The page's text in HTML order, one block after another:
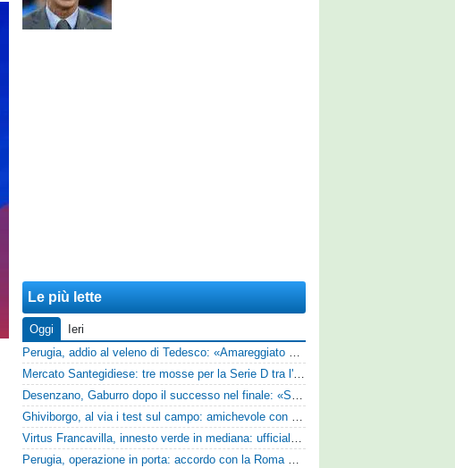
Le più lette
Oggi
Ieri
Perugia, addio al veleno di Tedesco: «Amareggiato dalle parole di Alessandro Gaucci, mi hanno ferito umanamente»
Mercato Santegidiese: tre mosse per la Serie D tra l'ingaggio di Diakhate e due rinnovi chiave
Desenzano, Gaburro dopo il successo nel finale: «Sapevamo che avremmo sofferto, ma si è vista la voglia di vincere»
Ghiviborgo, al via i test sul campo: amichevole con il Fratres Perignano e sguardo al nuovo girone E
Virtus Francavilla, innesto verde in mediana: ufficiale l'arrivo del classe 2008 Gianluca Ajello
Perugia, operazione in porta: accordo con la Roma per il talento Zelezny